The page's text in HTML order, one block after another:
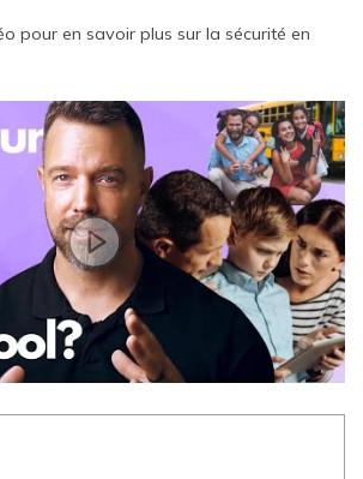
pour en savoir plus sur la sécurité en